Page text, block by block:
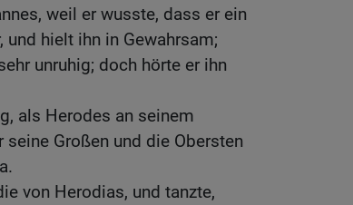
weil er wusste, dass er ein
hielt ihn in Gewahrsam;
unruhig; doch hörte er ihn
als Herodes an seinem
Großen und die Obersten
von Herodias, und tanzte,